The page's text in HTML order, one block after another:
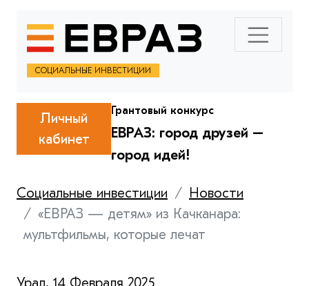
СОЦИАЛЬНЫЕ ИНВЕСТИЦИИ
Личный
кабинет
Грантовый конкурс
ЕВРАЗ: город друзей –
город идей!
Социальные инвестиции
Новости
«ЕВРАЗ — детям» из Качканара:
мультфильмы, которые лечат
Урал, 14 Февраля 2025